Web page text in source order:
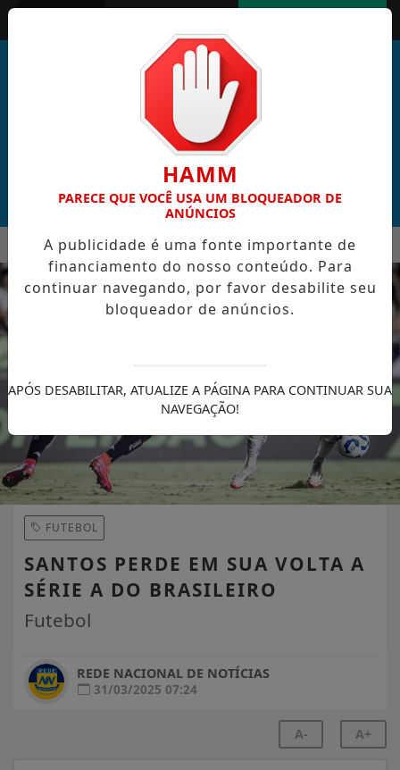
DE CABO VERDE VENCE ELEIÇÃO DO GOL MAIS BONITO DA
EM ALTA
MENU
FUTEBOL
SANTOS PERDE EM SUA VOLTA A
SÉRIE A DO BRASILEIRO
Futebol
REDE NACIONAL DE NOTÍCIAS
31/03/2025 07:24
A- A+
HAMM
PARECE QUE VOCÊ USA UM BLOQUEADOR DE
ANÚNCIOS
A publicidade é uma fonte importante de
financiamento do nosso conteúdo. Para
continuar navegando, por favor desabilite seu
bloqueador de anúncios.
APÓS DESABILITAR, ATUALIZE A PÁGINA PARA CONTINUAR SUA
NAVEGAÇÃO!